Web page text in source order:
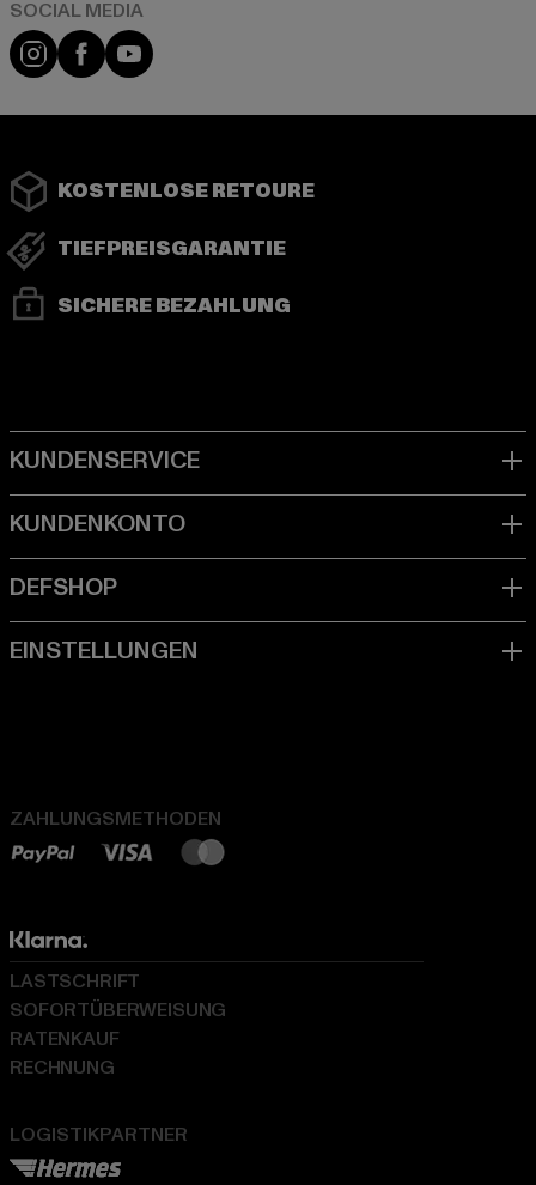
Instagram
FacebookYouTube
KOSTENLOSE RETOURE
TIEFPREISGARANTIE
SICHERE BEZAHLUNG
ZAHLUNGSMETHODEN
LOGISTIKPARTNER
LASTSCHRIFT
SOFORTÜBERWEISUNG
RATENKAUF
RECHNUNG